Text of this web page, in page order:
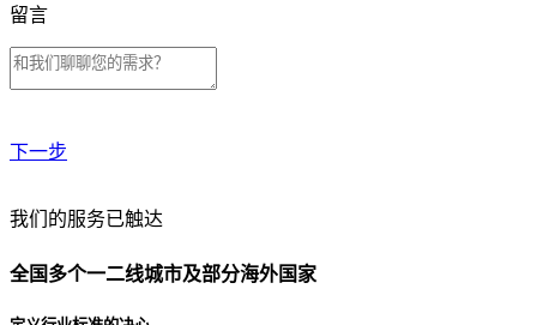
留言
下一步
贵公司预算范围是？
贵公司的团队规模是？
我们的服务已触达
全国多个一二线城市及部分海外国家